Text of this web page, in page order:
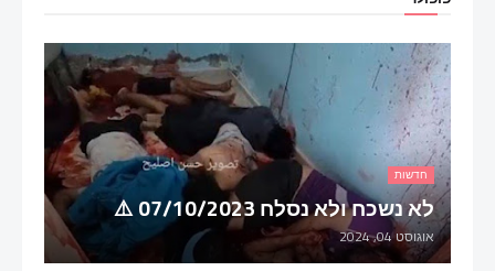
חדשות
לא נשכח ולא נסלח 07/10/2023 ⚠️
אוגוסט 04, 2024